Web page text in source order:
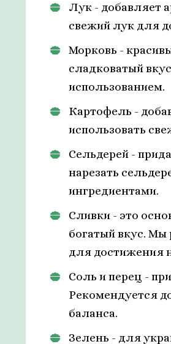
Лук - добавляет
свежий лук для
Морковь -
сладковатый
использованием.
Картофель -
использовать
Сельдерей -
нарезать
ингредиентами.
Сливки - это
богатый вкус.
для достижения
Соль и перец -
Рекомендуется
баланса.
Зелень - для